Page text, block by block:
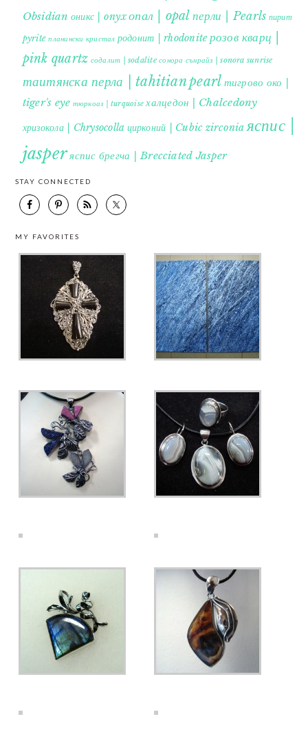
Obsidian оникс | onyxопал | opal перли | Pearls пирит |
pyrite планински кристал родонит | rhodonite розов кварц |
pink quartz содалит | sodalite сонора сънрайз | sonora sunrise
таитянска перла | tahitian pearl тигрово око |
tiger's eye тюркоаз | turquoise халцедон | Chalcedony
хризокола | Chrysocolla цирконий | Cubic zirconia яспис |
jasperяспис брегча | Brecciated Jasper
STAY CONNECTED
MY FAVORITES